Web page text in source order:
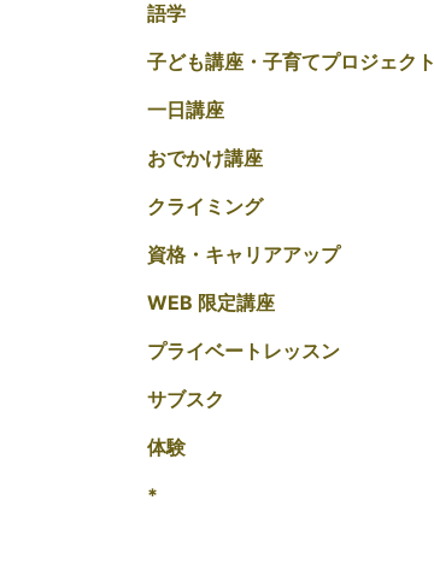
語学
子ども講座・子育てプロジェクト
一日講座
おでかけ講座
クライミング
資格・キャリアアップ
WEB 限定講座
プライベートレッスン
サブスク
体験
*